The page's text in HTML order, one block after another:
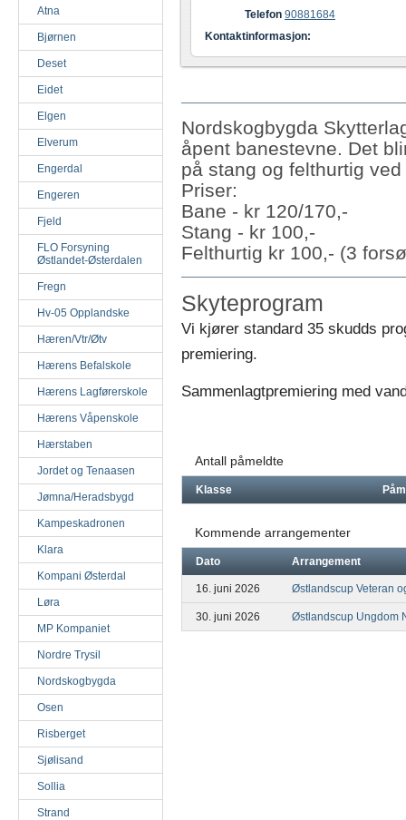
Atna
Bjørnen
Deset
Eidet
Elgen
Elverum
Engerdal
Engeren
Fjeld
FLO Forsyning
Østlandet-Østerdalen
Fregn
Hv-05 Opplandske
Hæren/Vtr/Øtv
Hærens Befalskole
Hærens Lagførerskole
Hærens Våpenskole
Hærstaben
Jordet og Tenaasen
Jømna/Heradsbygd
Kampeskadronen
Klara
Kompani Østerdal
Løra
MP Kompaniet
Nordre Trysil
Nordskogbygda
Osen
Risberget
Sjølisand
Sollia
Strand
Telefon 90881684
Kontaktinformasjon:
Nordskogbygda
åpent banestevne. Det
på stang og felthurtig
Priser:
Bane - kr 120/170,-
Stang - kr 100,-
Felthurtig kr 100,- (3
Skyteprogram
Vi kjører standard 35 skudds
premiering.
Sammenlagtpremiering med
Antall påmeldte
Klasse
Kommende arrangementer
Dato Arrangement
16. juni 2026 Østlandscup Veteran
30. juni 2026 Østlandscup Ungdom